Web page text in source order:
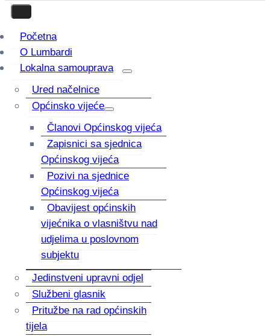
Početna
O Lumbardi
Lokalna samouprava
Ured načelnice
Općinsko vijeće
Članovi Općinskog vijeća
Zapisnici sa sjednica
Općinskog vijeća
Pozivi na sjednice
Općinskog vijeća
Obavijest općinskih
vijećnika o vlasništvu nad
udjelima u poslovnom
subjektu
Jedinstveni upravni odjel
Službeni glasnik
Pritužbe na rad općinskih
tijela